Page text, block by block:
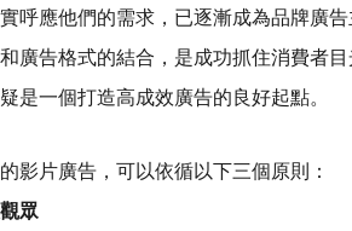
呼應他們的需求，已逐漸成為品牌廣
廣告格式的結合，是成功抓住消費者目
是一個打造高成效廣告的良好起點。
影片廣告，可以依循以下三個原則：
眾